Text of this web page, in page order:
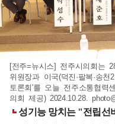
[전주=뉴시스] 전주시의회는
위원장과 이국(덕진·팔복·송
토론회'를 오늘 전주소통협력
의회 제공) 2024.10.28.